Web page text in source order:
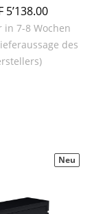
5’138.00
in 7-8 Wochen
des
Neu